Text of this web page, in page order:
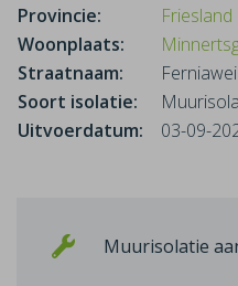
Provincie:
Friesland
Woonplaats:
Straatnaam:
Ferniawei
Soort isolatie:
Uitvoerdatum:
03-09-
Muurisolatie